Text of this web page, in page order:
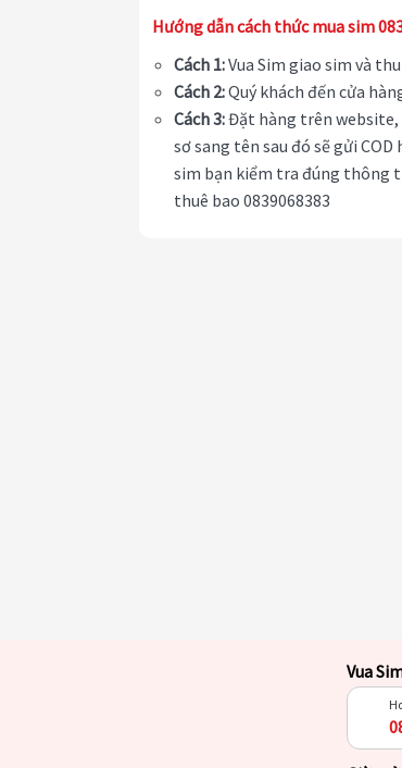
Hướng dẫn cách thức mua sim
Cách 1:Vua Sim giao sim và
Cách 2:Quý khách đến cửa
Cách 3:Đặt hàng trên website,
sơ sang tên sau đó sẽ gửi
sim bạn kiểm tra đúng thông
thuê bao 0839068383
Vua